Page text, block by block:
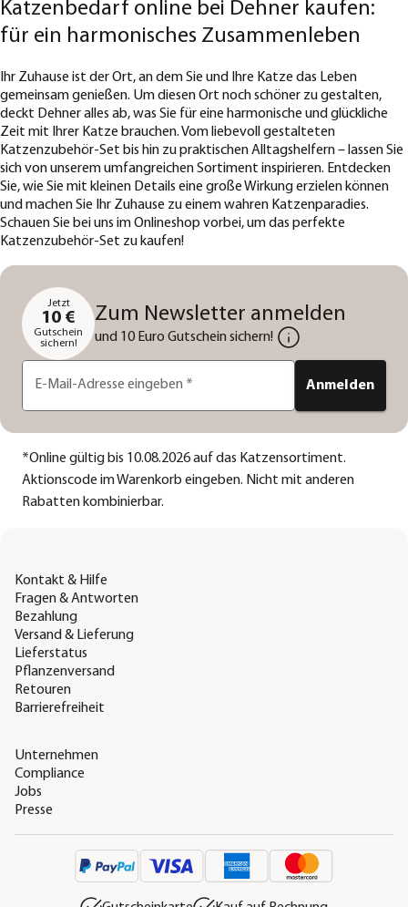
Katzenbedarf online bei Dehner kaufen:
für ein harmonisches Zusammenleben
Ihr Zuhause ist der Ort, an dem Sie und Ihre Katze das Leben
gemeinsam genießen. Um diesen Ort noch schöner zu gestalten,
deckt Dehner alles ab, was Sie für eine harmonische und glückliche
Zeit mit Ihrer Katze brauchen. Vom liebevoll gestalteten
Katzenzubehör-Set bis hin zu praktischen Alltagshelfern – lassen Sie
sich von unserem umfangreichen Sortiment inspirieren. Entdecken
Sie, wie Sie mit kleinen Details eine große Wirkung erzielen können
und machen Sie Ihr Zuhause zu einem wahren Katzenparadies.
Schauen Sie bei uns im Onlineshop vorbei, um das perfekte
Katzenzubehör-Set zu kaufen!
Jetzt
10 €
Gutschein
sichern!
Zum Newsletter anmelden
und 10 Euro Gutschein sichern!
E-Mail-Adresse eingeben * Anmelden
*Online gültig bis 10.08.2026 auf das Katzensortiment.
Aktionscode im Warenkorb eingeben. Nicht mit anderen
Rabatten kombinierbar.
Kontakt & Hilfe
Fragen & Antworten
Bezahlung
Versand & Lieferung
Lieferstatus
Pflanzenversand
Retouren
Barrierefreiheit
Unternehmen
Compliance
Jobs
Presse